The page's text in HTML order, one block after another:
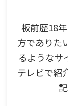
板前歴18
方でありた
るようなサ
テレビで紹